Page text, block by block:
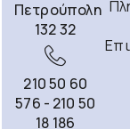
Πετρούπολη
132 32
210 50 60
576 - 210 50
18 186